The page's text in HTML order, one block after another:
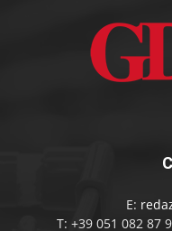
E:
T: +39 051 082 87